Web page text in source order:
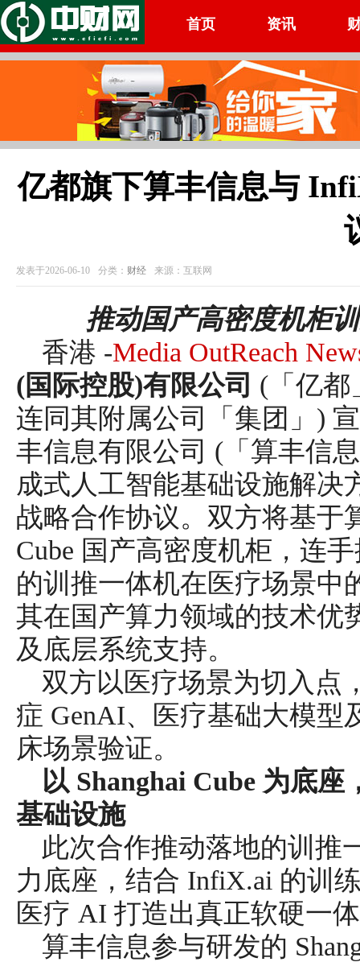
首页 资讯
亿都旗下算丰信息与
发表于2026-06-10 分类： 财经 来源：互联网
推动国产高密度机柜
香港 -Media OutReach
(国际控股)有限公司 (「亿都
连同其附属公司「集团」)
丰信息有限公司 (「算丰信
成式人工智能基础设施解决
战略合作协议。双方将基于
Cube 国产高密度机柜，连
的训推一体机在医疗场景中
其在国产算力领域的技术优
及底层系统支持。
双方以医疗场景为切入点
症 GenAI、医疗基础大模型
床场景验证。
以 Shanghai Cube 为底
基础设施
此次合作推动落地的训推
力底座，结合 InfiX.ai 的训
医疗 AI 打造出真正软硬一
算丰信息参与研发的